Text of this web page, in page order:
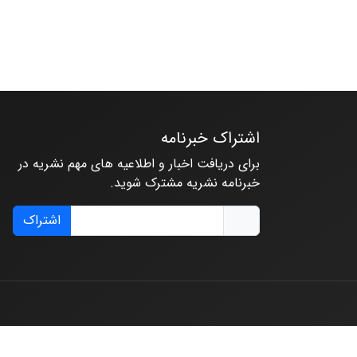
اشتراک خبرنامه
برای دریافت اخبار و اطلاعیه های مهم نشریه در
خبرنامه نشریه مشترک شوید.
اشتراک